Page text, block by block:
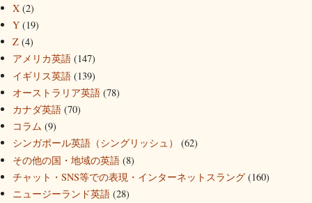
X (2)
Y (19)
Z (4)
アメリカ英語 (147)
イギリス英語 (139)
オーストラリア英語 (78)
カナダ英語 (70)
コラム (9)
シンガポール英語（シングリッシュ）
(62)
その他の国・地域の英語 (8)
チャット・SNS等での表現・インターネットスラング (160)
ニュージーランド英語 (28)